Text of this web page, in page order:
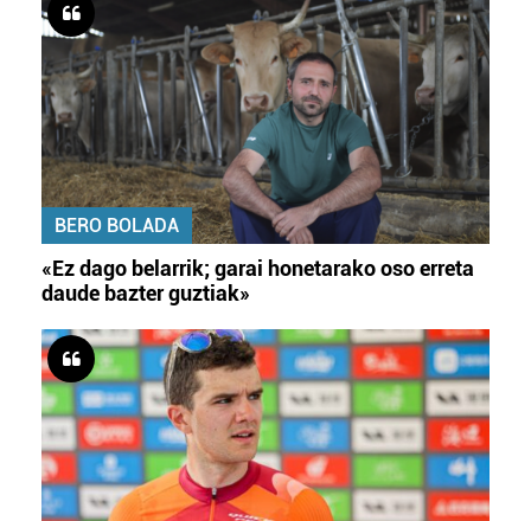
BERO BOLADA
«Ez dago belarrik; garai honetarako oso erreta
daude bazter guztiak»